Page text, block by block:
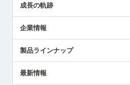
成長の軌跡
企業情報
ごあいさつ
受賞履歴
製品ラインナップ
ツールセッタ製品
最新情報